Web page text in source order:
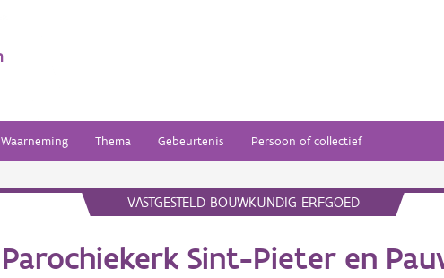
Waarneming Thema Gebeurtenis Persoon of collectief
VASTGESTELD BOUWKUNDIG ERFGOED
Parochiekerk Sint-Pieter en